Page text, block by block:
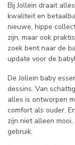
Bij Jollein draait
kwaliteit en
nieuwe, hippe
zijn, maar ook
zoek bent naar de
update voor de
De Jollein baby
dessins. Van
alles is ontworpen
comfort als ouder.
zijn niet alleen
gebruik.